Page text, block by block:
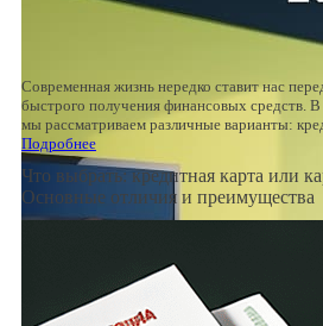
Современная жизнь нередко ставит нас
быстрого получения финансовых средств.
мы рассматриваем различные варианты:
Подробнее
Что выбрать: кредитная карта или
Основные отличия и преимущества